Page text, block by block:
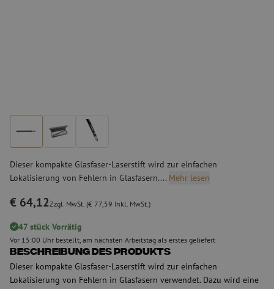
Dieser kompakte Glasfaser-Laserstift wird zur einfachen
Lokalisierung von Fehlern in Glasfasern.... Mehr lesen
€ 64,12Zzgl. MwSt. (€ 77,59 Inkl. MwSt.)
47 stück Vorrätig
Vor 15:00 Uhr bestellt, am nächsten Arbeitstag als erstes geliefert
Beschreibung des Produkts
Dieser kompakte Glasfaser-Laserstift wird zur einfachen
Lokalisierung von Fehlern in Glasfasern verwendet. Dazu wird eine